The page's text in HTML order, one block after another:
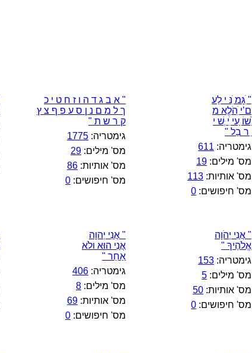
" ִׁגָּמ ִׁנּ י לַע
ם’י ִׁהֹלֱא מ
ִׁשׁוֹ ַעי ִׁי ְּשׁ י
ֵ ר בֵל "
גימטריה: 611
מס' מילים: 19
מס' אותיות: 113
מס' חיפושים: 0
" א ב ג ד ה ו ז ח ט י כ
ך ל מ ם נ ן ס ע פ ף צ ץ
ק ר ש ת "
גימטריה: 1775
מס' מילים: 29
מס' אותיות: 86
מס' חיפושים: 0
" אֲנִי יְהֹוָה
אֱלֹהֶיךָ "
גימטריה: 153
מס' מילים: 5
מס' אותיות: 50
מס' חיפושים: 0
" אֲנִי יְהוָה
אֲנִי הוּא ולֹא
אַחֵר "
גימטריה: 406
מס' מילים: 8
מס' אותיות: 69
מס' חיפושים: 0